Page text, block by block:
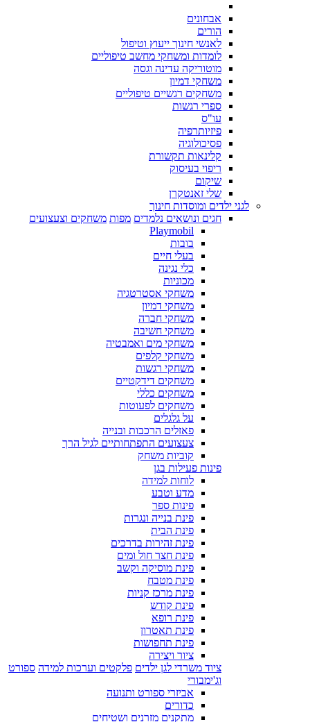
אבחונים
הורים
לאנשי חינוך ייעוץ וטיפול
לומדות ומשחקי מחשב טיפוליים
מוטוריקה עדינה וגסה
משחקי דמיון
משחקים רגשיים טיפוליים
ספרי רגשות
עו"ס
פיזיותרפיה
פסיכולוגיה
קלינאות תקשורת
ריפוי בעיסוק
שיקום
שלי זאנטקרן
לגני ילדים ומוסדות חינוך
חגים ונושאים נלמדים מפות משחקים וצעצועים
Playmobil
בובות
בעלי חיים
כלי נגינה
מכוניות
משחקי אסטרטגיה
משחקי דמיון
משחקי חברה
משחקי חשיבה
משחקי מים ואמבטיה
משחקי קלפים
משחקי רגשות
משחקים דידקטיים
משחקים כללי
משחקים לפעוטות
על גלגלים
פאזלים הרכבות ובנייה
צעצועים התפתחותיים לגיל הרך
קוביות משחק
פינות פעילות בגן
לוחות למידה
מדע וטבע
פינות ספר
פינת בנייה ונגרות
פינת הבית
פינת זהירות בדרכים
פינת חצר חול ומים
פינת מוסיקה וקשב
פינת מטבח
פינת מרכז קניות
פינת קודש
פינת רופא
פינת תאטרון
פינת תחפושות
ציור ויצירה
ציוד משרדי לגן ילדים פלקטים וערכות למידה ספורט
וג'ימבורי
אביזרי ספורט ותנועה
כדורים
מתקנים מזרנים ושטיחים